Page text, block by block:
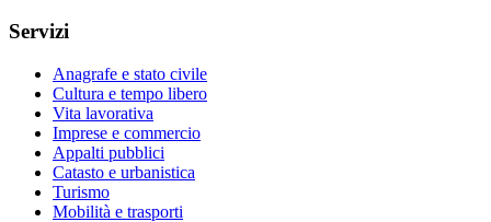
Servizi
Anagrafe e stato civile
Cultura e tempo libero
Vita lavorativa
Imprese e commercio
Appalti pubblici
Catasto e urbanistica
Turismo
Mobilità e trasporti